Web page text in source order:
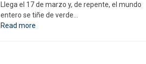
Llega el 17 de marzo y, de repente, el mundo
entero se tiñe de verde…
Read more